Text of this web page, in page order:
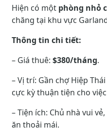
Hiện có một phòng nhỏ
chăng tại khu vực
Thông tin chi tiết:
– Giá thuê: $380/tháng.
– Vị trí: Gần chợ Hiệp
cực kỳ thuận tiện cho
– Tiện ích: Chủ nhà vui
ăn thoải mái.